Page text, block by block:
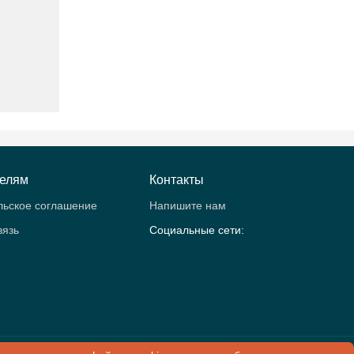
соглашение
Контакты
Напишите нам
Социальные сети: